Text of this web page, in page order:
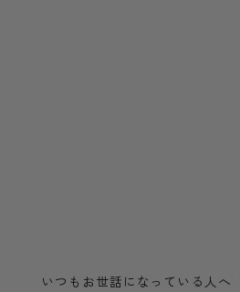
いつもお世話になっている人へ